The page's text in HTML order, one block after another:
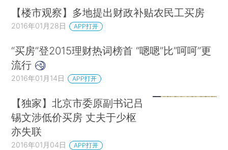
【楼市观察】多地提出财政补贴农民工买房
2016年01月28日 APP打开
“买房”登2015理财热词榜首 “嗯嗯”比“呵呵”更
流行
2016年01月14日 APP打开
【独家】北京市委原副书记吕
锡文涉低价买房 丈夫于少枢
亦失联
2016年01月04日 APP打开